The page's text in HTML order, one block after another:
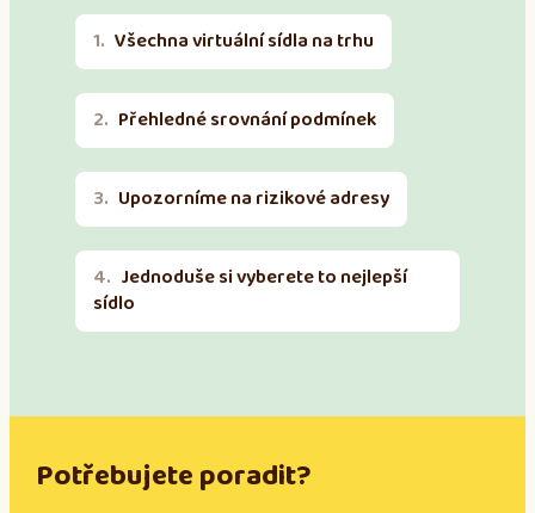
Všechna virtuální sídla na trhu
Přehledné srovnání podmínek
Upozorníme na rizikové adresy
Jednoduše si vyberete to nejlepší
sídlo
Potřebujete poradit?